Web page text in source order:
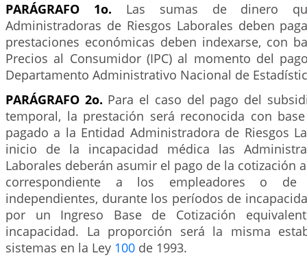
PARÁGRAFO 1o. Las sumas de dinero
Administradoras de Riesgos Laborales deben
prestaciones económicas deben indexarse, con
Precios al Consumidor (IPC) al momento del
Departamento Administrativo Nacional de
PARÁGRAFO 2o. Para el caso del pago del
temporal, la prestación será reconocida con
pagado a la Entidad Administradora de Riesgos
inicio de la incapacidad médica las
Laborales deberán asumir el pago de la cotización
correspondiente a los empleadores o de
independientes, durante los períodos de
por un Ingreso Base de Cotización
incapacidad. La proporción será la misma
sistemas en la Ley 100 de 1993.